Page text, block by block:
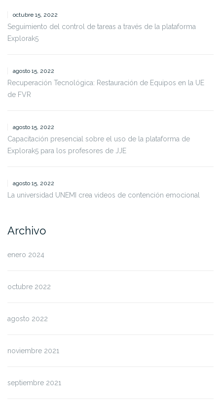
octubre 15, 2022
Seguimiento del control de tareas a través de la plataforma
Explorak5
agosto 15, 2022
Recuperación Tecnológica: Restauración de Equipos en la UE
de FVR
agosto 15, 2022
Capacitación presencial sobre el uso de la plataforma de
Explorak5 para los profesores de JJE
agosto 15, 2022
La universidad UNEMI crea videos de contención emocional
Archivo
enero 2024
octubre 2022
agosto 2022
noviembre 2021
septiembre 2021